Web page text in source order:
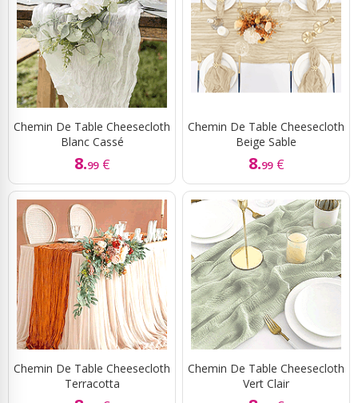
Chemin De Table Cheesecloth
Blanc Cassé
8.99 €
Chemin De Table Cheesecloth
Beige Sable
8.99 €
Chemin De Table Cheesecloth
Terracotta
Chemin De Table Cheesecloth
Vert Clair